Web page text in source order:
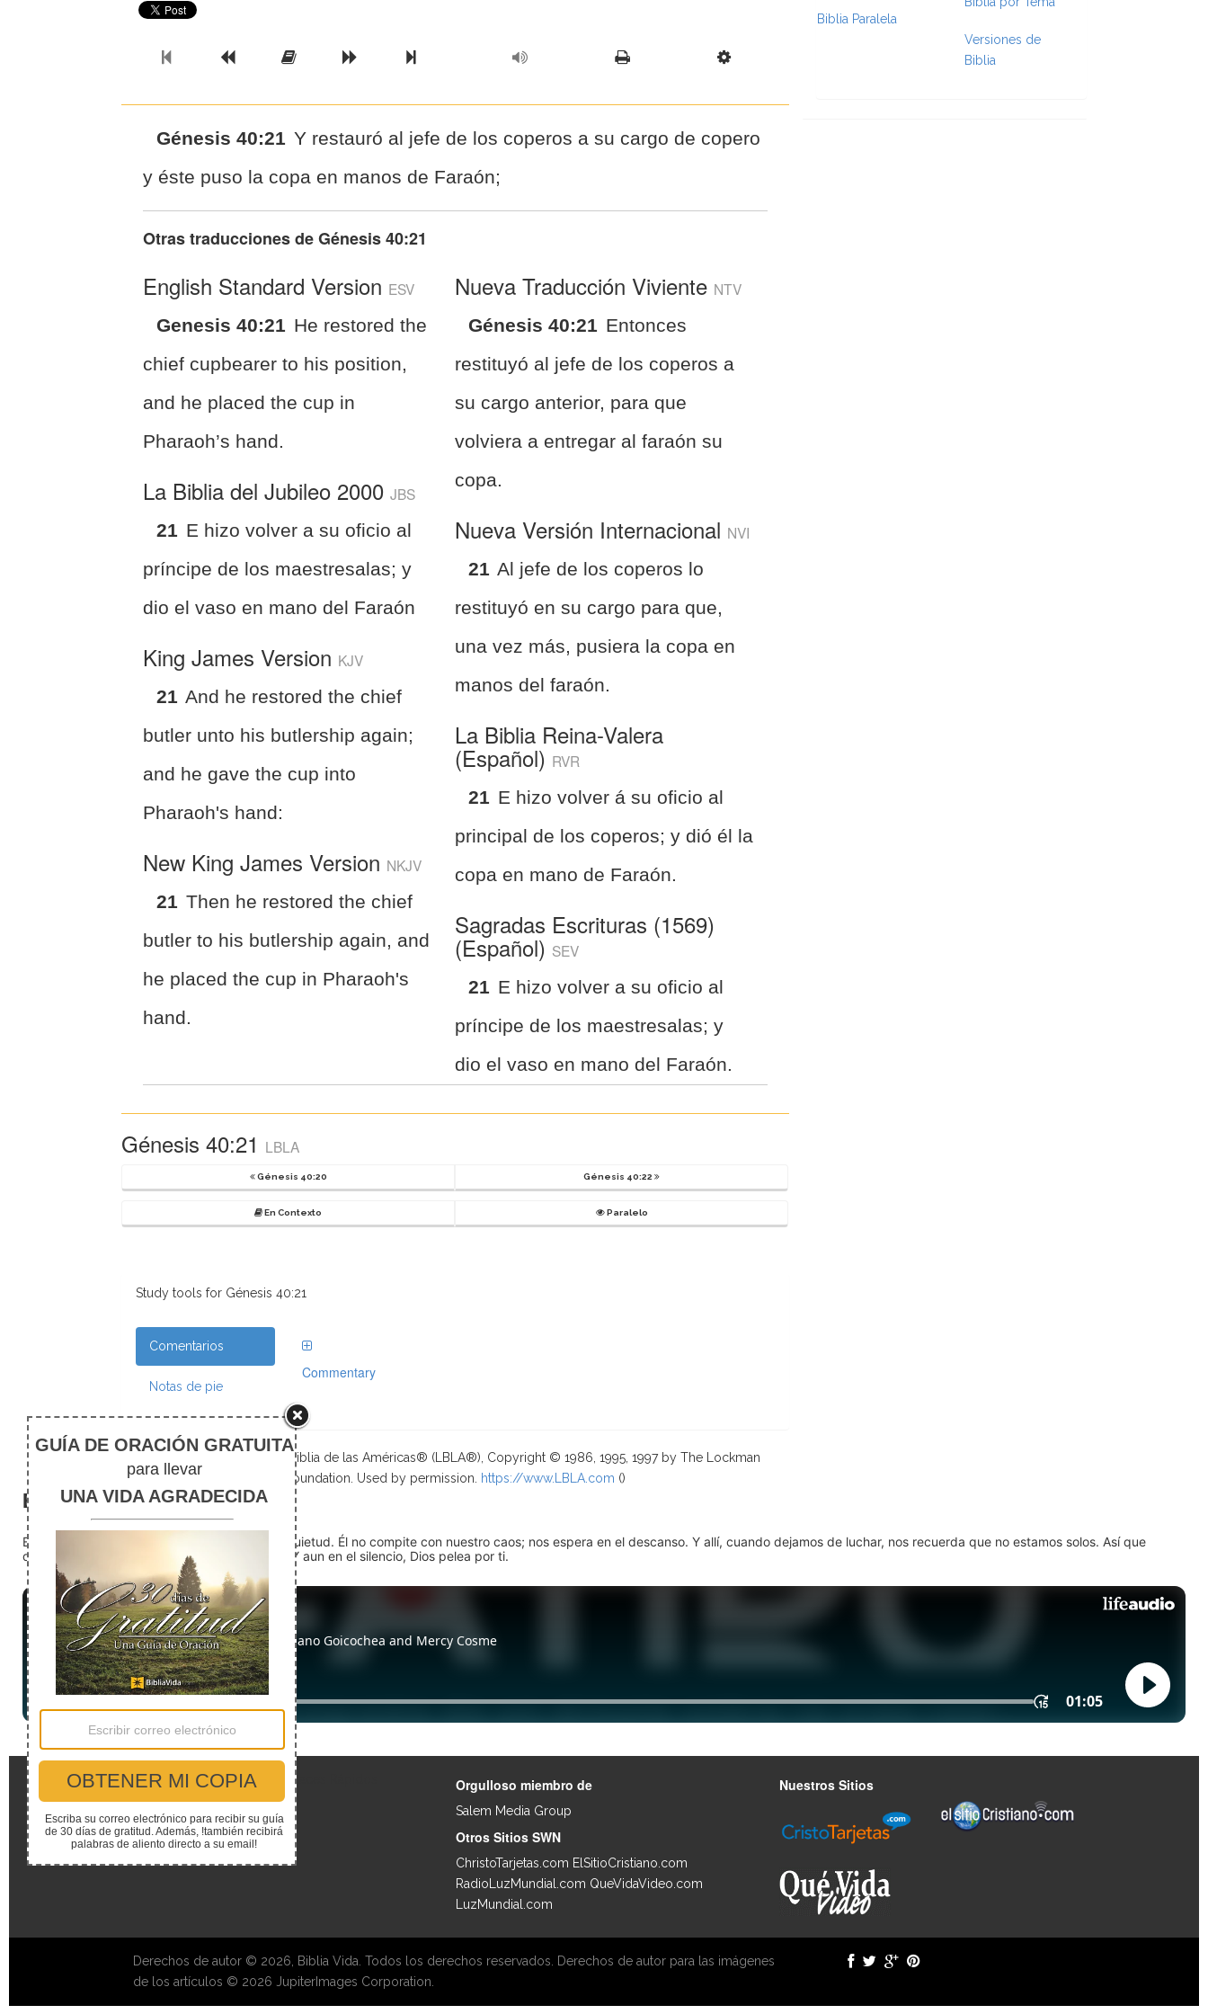
Previous BookPrevious Chapter
Read the Full Chapter
Next Chapter
Next Book Scripture Formatting
Génesis 40:21 Y restauró al jefe de los coperos a su cargo de copero
y éste puso la copa en manos de Faraón;
Otras traducciones deGénesis 40:21
English Standard Version ESV
Genesis 40:21 He restored the
chief cupbearer to his position,
and he placed the cup in
Pharaoh’s hand.
La Biblia del Jubileo 2000JBS
21 E hizo volver a su oficio al
príncipe de los maestresalas; y
dio el vaso en mano del Faraón
King James Version KJV
21 And he restored the chief
butler unto his butlership again;
and he gave the cup into
Pharaoh's hand:
New King James Version NKJV
21 Then he restored the chief
butler to his butlership again, and
he placed the cup in Pharaoh's
hand.
Nueva Traducción Viviente NTV
Génesis 40:21 Entonces
restituyó al jefe de los coperos a
su cargo anterior, para que
volviera a entregar al faraón su
copa.
Nueva Versión Internacional NVI
21 Al jefe de los coperos lo
restituyó en su cargo para que,
una vez más, pusiera la copa en
manos del faraón.
La Biblia Reina-Valera
(Español) RVR
21 E hizo volver á su oficio al
principal de los coperos; y dió él la
copa en mano de Faraón.
Sagradas Escrituras (1569)
(Español) SEV
21 E hizo volver a su oficio al
príncipe de los maestresalas; y
dio el vaso en mano del Faraón.
Génesis 40:21 LBLA
Génesis 40:20 Génesis 40:22
En Contexto Paralelo
Study tools for Génesis 40:21
Comentarios
Notas de pie
Commentary
Scripture taken from La Biblia de las Américas® (LBLA®), Copyright © 1986, 1995, 1997 by The Lockman
Foundation. Used by permission.
https://www.LBLA.com ()
Biblia Paralela
Versiones de
Biblia
El silencio
En medio del ruido, Dios nos encuentra en la quietud. Él no compite con nuestro caos; nos espera en el descanso. Y allí, cuando dejamos de luchar, nos recuerda que no estamos solos. Así que
detente (quédate quieto) Dios está presente. Y aun en el silencio, Dios pelea por ti.
Enlaces Rápidos Orgulloso miembro de
Salem Media Group
Otros Sitios SWN
ChristoTarjetas.com ElSitioCristiano.com
RadioLuzMundial.com QueVidaVideo.com
LuzMundial.com
Nuestros Sitios
Derechos de autor © 2026, Biblia Vida. Todos los derechos reservados. Derechos de autor para las imágenes
de los artículos © 2026 JupiterImages Corporation.